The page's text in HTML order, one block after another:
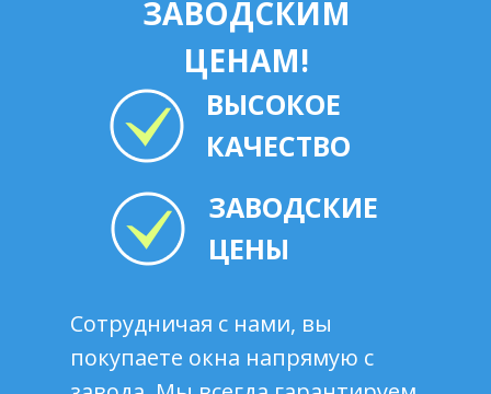
ЗАВОДСКИМ
ЦЕНАМ!
ВЫСОКОЕ
КАЧЕСТВО
ЗАВОДСКИЕ
ЦЕНЫ
Сотрудничая с нами, вы
покупаете окна напрямую с